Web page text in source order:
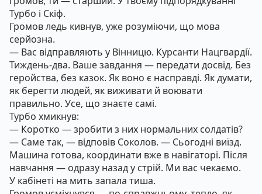
Турбо і Скіф.
Громов ледь кивнув, уже розуміючи, що мова
серйозна.
— Вас відправляють у Вінницю. Курсанти Нацгвардії.
Тиждень-два. Ваше завдання — передати досвід. Без
геройства, без казок. Як воно є насправді. Як думати,
як берегти людей, як виживати й воювати
правильно. Усе, що знаєте самі.
Турбо хмикнув:
— Коротко — зробити з них нормальних солдатів?
— Саме так, — відповів Соколов. — Сьогодні виїзд.
Машина готова, координати вже в навігаторі. Після
навчання — одразу назад у стрій. Ми вас чекаємо.
У кабінеті на мить запала тиша.